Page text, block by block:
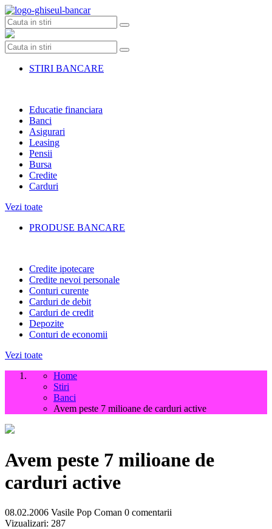
Skip
to
content
STIRI BANCARE
Educatie financiara
Banci
Asigurari
Leasing
Pensii
Bursa
Credite
Carduri
Vezi toate
PRODUSE BANCARE
Credite ipotecare
Credite nevoi personale
Conturi curente
Carduri de debit
Carduri de credit
Depozite
Conturi de economii
Vezi toate
Home
Stiri
Banci
Avem peste 7 milioane de carduri active
Avem peste 7 milioane de
carduri active
08.02.2006 Vasile Pop Coman 0 comentarii
Vizualizari: 287